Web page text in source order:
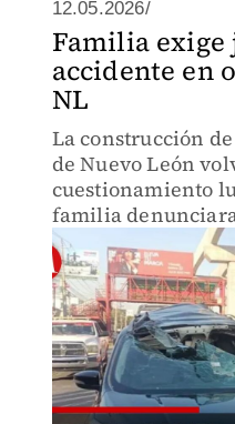
12.05.2026/
Familia
accidente en
NL
La construcción
de Nuevo León
cuestionamiento
familia
tras un accidente
obras.